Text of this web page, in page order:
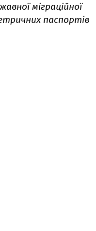
міграційної
паспортів